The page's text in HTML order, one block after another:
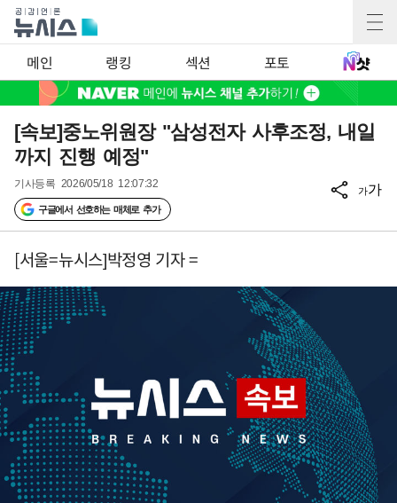
메인 랭킹 섹션 포토
[속보]중노위원장 "삼성전자 사후조정, 내일
까지 진행 예정"
기사등록 2026/05/18 12:07:32
구글에서 선호하는 매체로 추가
가가
[서울=뉴시스]박정영 기자 =